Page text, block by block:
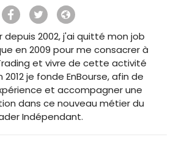
depuis 2002, j'ai quitté mon job
en 2009 pour me consacrer à
et vivre de cette activité
je fonde EnBourse, afin de
et accompagner une
dans ce nouveau métier du
Indépendant.